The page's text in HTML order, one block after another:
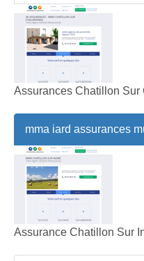
Assurances Chatillon Sur
mma iard assurances
Assurance Chatillon Sur